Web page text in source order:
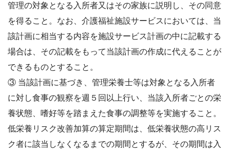
管理の対象となる入所者又はその家族に説明し、その同意
を得ること。なお、介護福祉施設サービスにおいては、当
該計画に相当する内容を施設サービス計画の中に記載する
場合は、その記載をもって当該計画の作成に代えることが
できるものとすること。
③ 当該計画に基づき、管理栄養士等は対象となる入所者
に対し食事の観察を週５回以上行い、当該入所者ごとの栄
養状態、嗜好等を踏まえた食事の調整等を実施すること。
低栄養 リスク改善加算の算定期間は、低栄養状態の高リス
ク者に該当しなくなるまでの期間とするが、その期間は入